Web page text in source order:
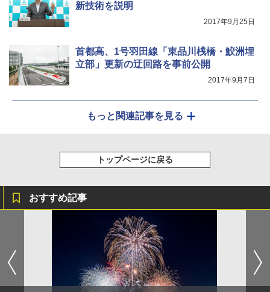
新技術を説明
2017年9月25日
首都高、1号羽田線「東品川桟橋・鮫洲埋
立部」更新の迂回路を事前公開
2017年9月7日
もっと関連記事を見る
トップページに戻る
おすすめ記事